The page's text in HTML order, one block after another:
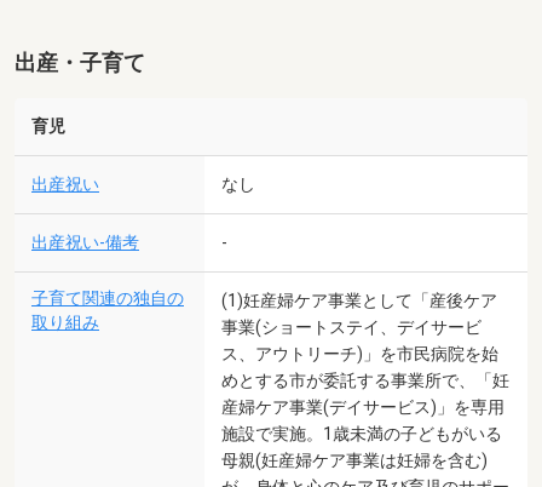
出産・子育て
育児
出産祝い なし
出産祝い-備考 -
子育て関連の独自の
取り組み
(1)妊産婦ケア事業として「産後ケア
事業(ショートステイ、デイサービ
ス、アウトリーチ)」を市民病院を始
めとする市が委託する事業所で、「妊
産婦ケア事業(デイサービス)」を専用
施設で実施。1歳未満の子どもがいる
母親(妊産婦ケア事業は妊婦を含む)